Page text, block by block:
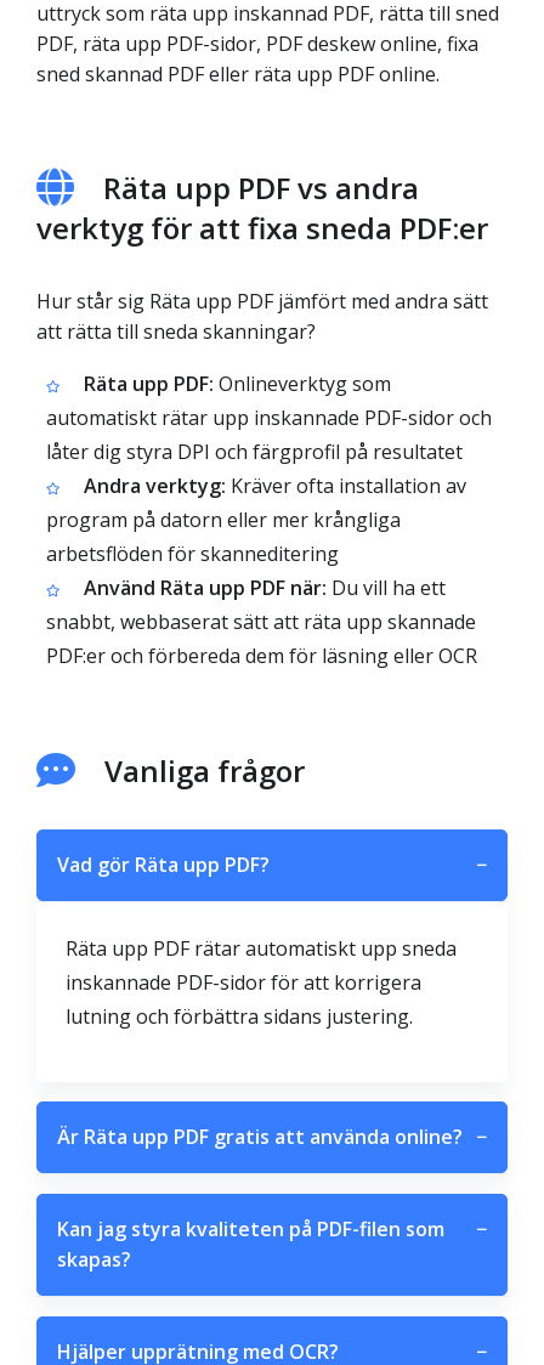
uttryck som räta upp inskannad PDF, rätta till sned
PDF, räta upp PDF-sidor, PDF deskew online, fixa
sned skannad PDF eller räta upp PDF online.
Räta upp PDF vs andra
verktyg för att fixa sneda PDF:er
Hur står sig Räta upp PDF jämfört med andra sätt
att rätta till sneda skanningar?
Räta upp PDF: Onlineverktyg som
automatiskt rätar upp inskannade PDF-sidor och
låter dig styra DPI och färgprofil på resultatet
Andra verktyg: Kräver ofta installation av
program på datorn eller mer krångliga
arbetsflöden för skanneditering
Använd Räta upp PDF när: Du vill ha ett
snabbt, webbaserat sätt att räta upp skannade
PDF:er och förbereda dem för läsning eller OCR
Vanliga frågor
Vad gör Räta upp PDF? −
Räta upp PDF rätar automatiskt upp sneda
inskannade PDF-sidor för att korrigera
lutning och förbättra sidans justering.
Är Räta upp PDF gratis att använda online? −
Kan jag styra kvaliteten på PDF-filen som
skapas?
−
Hjälper upprätning med OCR? −